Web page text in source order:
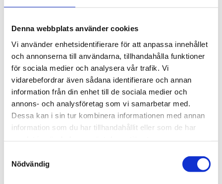
Denna webbplats använder cookies
Vi använder enhetsidentifierare för att anpassa innehållet
och annonserna till användarna, tillhandahålla funktioner
för sociala medier och analysera vår trafik. Vi
vidarebefordrar även sådana identifierare och annan
information från din enhet till de sociala medier och
annons- och analysföretag som vi samarbetar med.
Dessa kan i sin tur kombinera informationen med annan
information som du har tillhandahållit eller som de har
Nödvändig
Styrningen har fem driftlägen för olika funktionalitet.
använda temperaturdifferensen för reglering.
STÄLL EN FRÅGA OM PRODUKTEN
Funktioner Specifikationer Video
Omdömen